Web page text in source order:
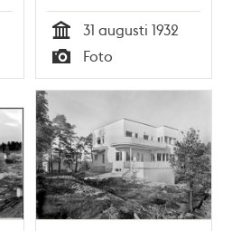
från kvarteret
Runstaven 4 mot
sydost
Tid
31 augusti 1932
Typ
Foto